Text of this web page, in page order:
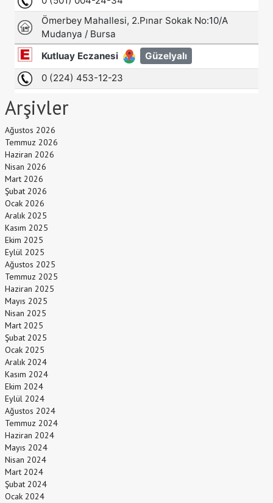
Arşivler
Ağustos 2026
Temmuz 2026
Haziran 2026
Nisan 2026
Mart 2026
Şubat 2026
Ocak 2026
Aralık 2025
Kasım 2025
Ekim 2025
Eylül 2025
Ağustos 2025
Temmuz 2025
Haziran 2025
Mayıs 2025
Nisan 2025
Mart 2025
Şubat 2025
Ocak 2025
Aralık 2024
Kasım 2024
Ekim 2024
Eylül 2024
Ağustos 2024
Temmuz 2024
Haziran 2024
Mayıs 2024
Nisan 2024
Mart 2024
Şubat 2024
Ocak 2024